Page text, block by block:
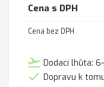
Cena s DPH
Cena bez DPH
flight_takeoff Dodací lhůta:
 Dopravu k